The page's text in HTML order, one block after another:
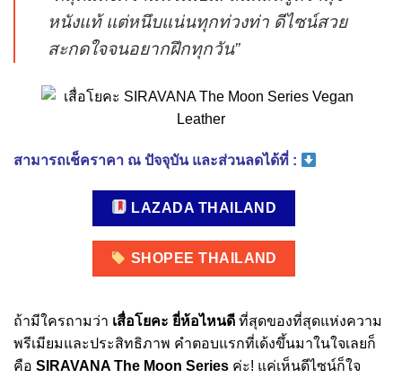
หนังแท้ แต่หนึบแน่นทุกท่วงท่า ดีไซน์สวย
สะกดใจจนอยากฝึกทุกวัน”
สามารถเช็คราคา ณ ปัจจุบัน และส่วนลดได้ที่ :
LAZADA THAILAND
SHOPEE THAILAND
ถ้ามีใครถามว่า เสื่อโยคะ ยี่ห้อไหนดี ที่สุดของที่สุดแห่งความ
พรีเมียมและประสิทธิภาพ คำตอบแรกที่เด้งขึ้นมาในใจเลยก็
คือ SIRAVANA The Moon Series ค่ะ! แค่เห็นดีไซน์ก็ใจ